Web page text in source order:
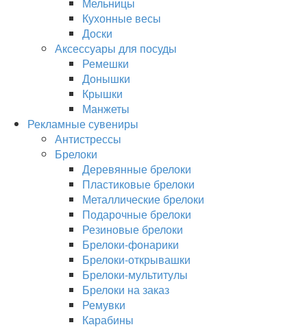
Кухонные весы
Доски
Аксессуары для посуды
Ремешки
Донышки
Крышки
Манжеты
Рекламные сувениры
Антистрессы
Брелоки
Деревянные брелоки
Пластиковые брелоки
Металлические брелоки
Подарочные брелоки
Резиновые брелоки
Брелоки-фонарики
Брелоки-открывашки
Брелоки-мультитулы
Брелоки на заказ
Ремувки
Карабины